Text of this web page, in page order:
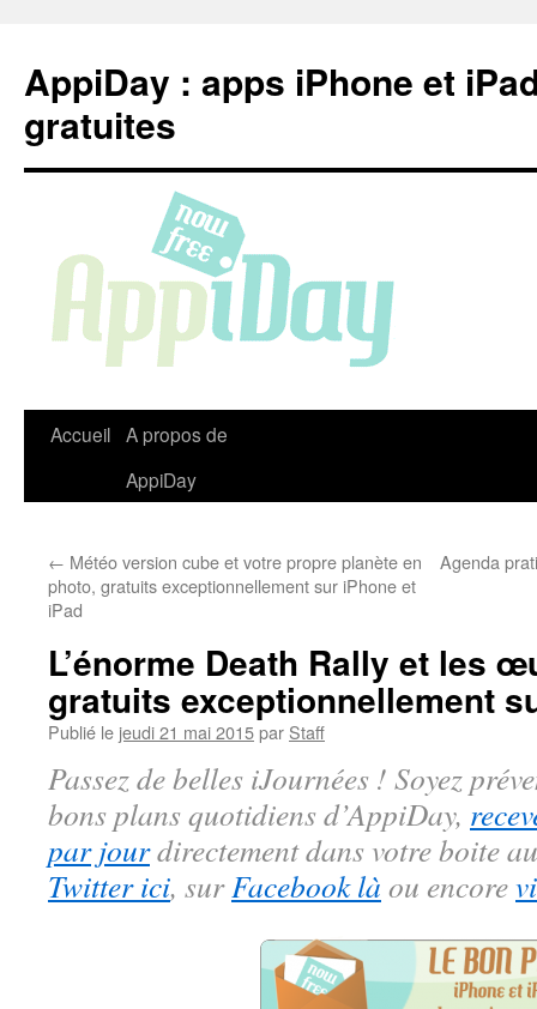
contenu
AppiDay : apps iPhone et
gratuites
Accueil A propos de
AppiDay
← Météo version cube et votre propre planète en
photo, gratuits exceptionnellement sur iPhone et
iPad
Agenda
L’énorme Death Rally et les
gratuits exceptionnellement
Publié le jeudi 21 mai 2015par Staff
Passez de belles iJournées ! Soyez
bons plans quotidiens d’AppiDay,
par jourdirectement dans votre boite
Twitter ici, surFacebook là ou encore